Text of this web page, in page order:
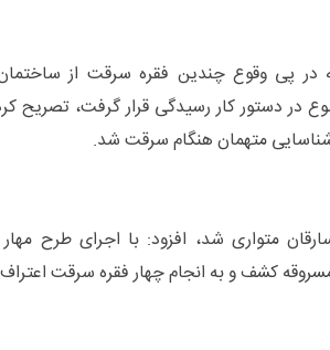
در پی وقوع چندین فقره سرقت از
در دستور کار رسیدگی قرار گرفت، تصریح
متهمان هنگام سرقت شد.
متواری شد، افزود: با اجرای طرح
کشف و به انجام چهار فقره سرقت